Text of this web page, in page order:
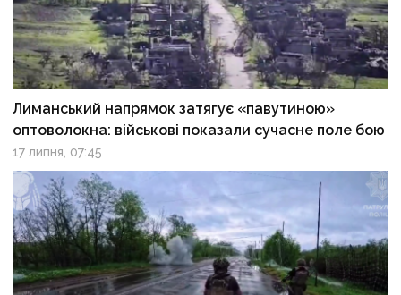
Лиманський напрямок затягує «павутиною»
оптоволокна: військові показали сучасне поле бою
17 липня, 07:45